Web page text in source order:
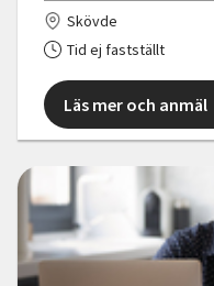
Skövde
Tid ej fastställt
Läs mer och anmäl